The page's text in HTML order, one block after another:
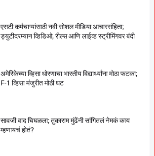
एसटी कर्मचाऱ्यांसाठी नवी सोशल मीडिया आचारसंहिता;
ड्युटीदरम्यान व्हिडिओ, रील्स आणि लाईव्ह स्ट्रीमिंगवर बंदी
अमेरिकेच्या व्हिसा धोरणाचा भारतीय विद्यार्थ्यांना मोठा फटका;
F-1 व्हिसा मंजुरीत मोठी घट
सावजी वाद चिघळला; तुकाराम मुंढेंनी सांगितलं नेमकं काय
म्हणायचं होतं?